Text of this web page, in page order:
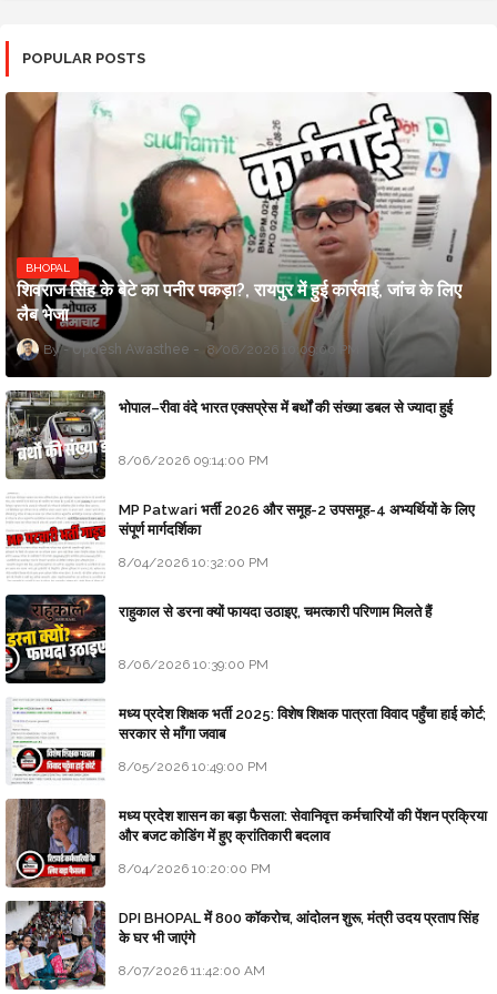
POPULAR POSTS
BHOPAL
शिवराज सिंह के बेटे का पनीर पकड़ा?, रायपुर में हुई कार्रवाई, जांच के लिए
लैब भेजा
Updesh Awasthee 8/06/2026 10:09:00 PM
भोपाल–रीवा वंदे भारत एक्सप्रेस में बर्थों की संख्या डबल से ज्यादा हुई
8/06/2026 09:14:00 PM
MP Patwari भर्ती 2026 और समूह-2 उपसमूह-4 अभ्यर्थियों के लिए
संपूर्ण मार्गदर्शिका
8/04/2026 10:32:00 PM
राहुकाल से डरना क्यों फायदा उठाइए, चमत्कारी परिणाम मिलते हैं
8/06/2026 10:39:00 PM
मध्य प्रदेश शिक्षक भर्ती 2025: विशेष शिक्षक पात्रता विवाद पहुँचा हाई कोर्ट;
सरकार से माँगा जवाब
8/05/2026 10:49:00 PM
मध्य प्रदेश शासन का बड़ा फैसला: सेवानिवृत्त कर्मचारियों की पेंशन प्रक्रिया
और बजट कोडिंग में हुए क्रांतिकारी बदलाव
8/04/2026 10:20:00 PM
DPI BHOPAL में 800 कॉकरोच, आंदोलन शुरू, मंत्री उदय प्रताप सिंह
के घर भी जाएंगे
8/07/2026 11:42:00 AM